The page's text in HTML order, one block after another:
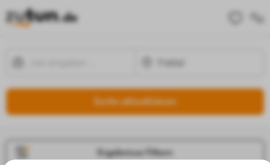
Suche aktualisieren
Ergebnisse Filtern